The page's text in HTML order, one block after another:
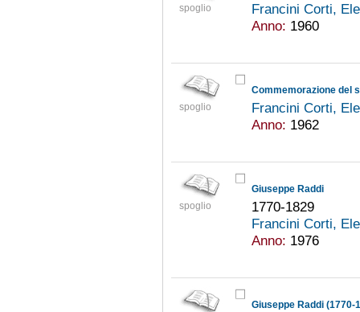
spoglio
Francini Corti,
Anno: 1960
spoglio
Commemorazione del
Francini Corti,
Anno: 1962
spoglio
Giuseppe Raddi
1770-1829
Francini Corti,
Anno: 1976
Giuseppe Raddi